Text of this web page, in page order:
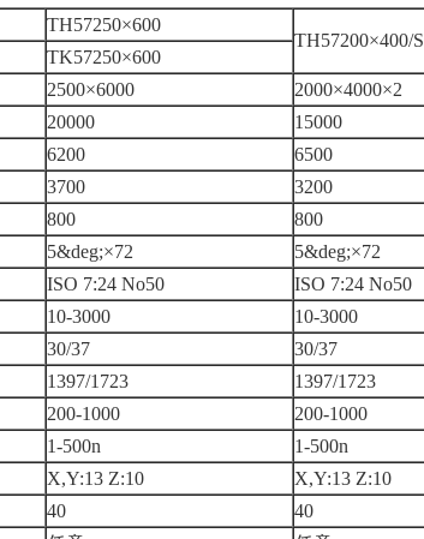
TH57250×600
TH57200×400/S
TK57250×600
2500×6000
2000×4000×2
20000
15000
6200
6500
3700
3200
800
800
5&deg;×72
5&deg;×72
ISO 7:24 No50
ISO 7:24 No50
10-3000
10-3000
30/37
30/37
1397/1723
1397/1723
200-1000
200-1000
1-500n
1-500n
X,Y:13 Z:10
X,Y:13 Z:10
40
40